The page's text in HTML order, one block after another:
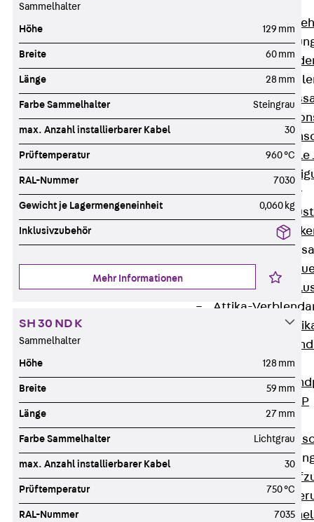
Zurück
Winkelkonsole
Brüstungsanker
Zurück
Zurück
Attika-
Windposts
Zurück
Windpost JWP
Schallisolation
Zurück
Zurück
Sammelhalter
Höhe 129 mm
Breite 60 mm
Länge 28 mm
Farbe Sammelhalter Steingrau
max. Anzahl installierbarer Kabel 30
Prüftemperatur 960 °C
RAL-Nummer 7030
Gewicht je Lagermengeneinheit 0,060 kg
Inklusivzubehör
Mehr Informationen
SH 30 ND K
Sammelhalter
Höhe 128 mm
Breite 59 mm
Länge 27 mm
Farbe Sammelhalter Lichtgrau
max. Anzahl installierbarer Kabel 30
Prüftemperatur 750 °C
RAL-Nummer 7035